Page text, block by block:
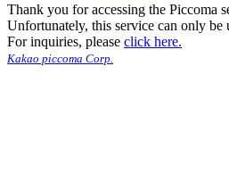
Thank you for accessing the Piccoma
Unfortunately, this service can only be
For inquiries, please click here.
Kakao piccoma Corp.